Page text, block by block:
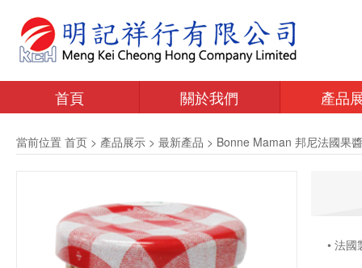
首頁 關於我們 產品
當前位置 首页 > 產品展示 > 最新產品 > Bonne Maman 邦尼法國果醬
• 法國